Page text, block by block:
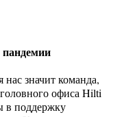
пандемии
значит команда,
офиса Hilti
в поддержку